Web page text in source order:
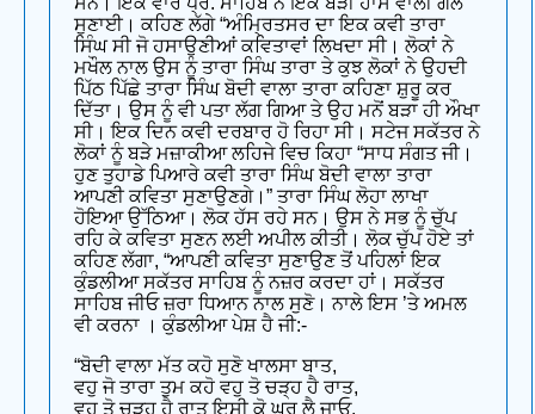
ਸੁਣਾਈ। ਕਹਿਣ ਲੱਗੇ “ਅੰਮ੍ਰਿਤਸਰ ਦਾ ਇਕ ਕਵੀ ਤਾਰਾ
ਸਿੰਘ ਸੀ ਜੋ ਹਸਾਉਣੀਆਂ ਕਵਿਤਾਵਾਂ ਲਿਖਦਾ ਸੀ। ਲੋਕਾਂ ਨੇ
ਮਖੌਲ ਨਾਲ ਉਸ ਨੂੰ ਤਾਰਾ ਸਿੰਘ ਤਾਰਾ ਤੇ ਕੁਝ ਲੋਕਾਂ ਨੇ ਉਹਦੀ
ਪਿੱਠ ਪਿੱਛੇ ਤਾਰਾ ਸਿੰਘ ਬੋਦੀ ਵਾਲਾ ਤਾਰਾ ਕਹਿਣਾ ਸ਼ੁਰੂ ਕਰ
ਦਿੱਤਾ। ਉਸ ਨੂੰ ਵੀ ਪਤਾ ਲੱਗ ਗਿਆ ਤੇ ਉਹ ਮਨੋਂ ਬੜਾ ਹੀ ਔਖਾ
ਸੀ। ਇਕ ਦਿਨ ਕਵੀ ਦਰਬਾਰ ਹੋ ਰਿਹਾ ਸੀ। ਸਟੇਜ ਸਕੱਤਰ ਨੇ
ਲੋਕਾਂ ਨੂੰ ਬੜੇ ਮਜ਼ਾਕੀਆ ਲਹਿਜੇ ਵਿਚ ਕਿਹਾ “ਸਾਧ ਸੰਗਤ ਜੀ।
ਹੁਣ ਤੁਹਾਡੇ ਪਿਆਰੇ ਕਵੀ ਤਾਰਾ ਸਿੰਘ ਬੋਦੀ ਵਾਲਾ ਤਾਰਾ
ਆਪਣੀ ਕਵਿਤਾ ਸੁਣਾਉਣਗੇ।” ਤਾਰਾ ਸਿੰਘ ਲੋਹਾ ਲਾਖਾ
ਹੋਇਆ ਉੱਠਿਆ। ਲੋਕ ਹੱਸ ਰਹੇ ਸਨ। ਉਸ ਨੇ ਸਭ ਨੂੰ ਚੁੱਪ
ਰਹਿ ਕੇ ਕਵਿਤਾ ਸੁਣਨ ਲਈ ਅਪੀਲ ਕੀਤੀ। ਲੋਕ ਚੁੱਪ ਹੋਏ ਤਾਂ
ਕਹਿਣ ਲੱਗਾ, “ਆਪਣੀ ਕਵਿਤਾ ਸੁਣਾਉਣ ਤੋਂ ਪਹਿਲਾਂ ਇਕ
ਕੁੰਡਲੀਆ ਸਕੱਤਰ ਸਾਹਿਬ ਨੂੰ ਨਜ਼ਰ ਕਰਦਾ ਹਾਂ। ਸਕੱਤਰ
ਸਾਹਿਬ ਜੀਓ ਜ਼ਰਾ ਧਿਆਨ ਨਾਲ ਸੁਣੋ। ਨਾਲੇ ਇਸ ’ਤੇ ਅਮਲ
ਵੀ ਕਰਨਾ । ਕੁੰਡਲੀਆ ਪੇਸ਼ ਹੈ ਜੀ:-
“ਬੋਦੀ ਵਾਲਾ ਮੱਤ ਕਹੋ ਸੁਣੋ ਖਾਲਸਾ ਬਾਤ,
ਵਹੁ ਜੋ ਤਾਰਾ ਤੁਮ ਕਹੋ ਵਹੁ ਤੋ ਚੜ੍ਹ ਹੈ ਰਾਤ,
ਵਹੁ ਤੋ ਚੜ੍ਹ ਹੈ ਰਾਤ ਇਸੀ ਕੋ ਘਰ ਲੈ ਜਾਓ,